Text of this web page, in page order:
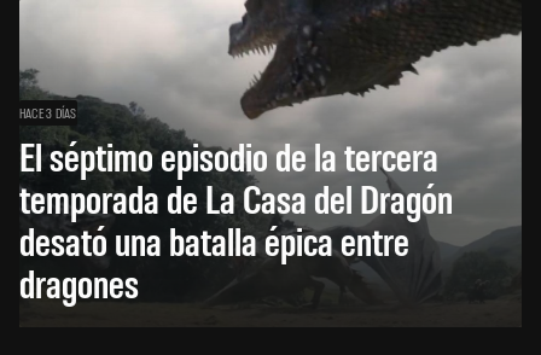
HACE 3 DÍAS
El séptimo episodio de la tercera
temporada de La Casa del Dragón
desató una batalla épica entre
dragones